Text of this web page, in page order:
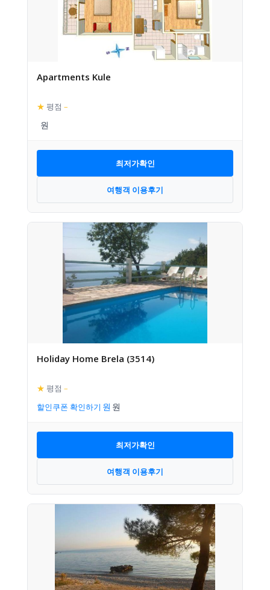
Apartments Kule
★ 평점 –
최저가확인
여행객 이용후기
Holiday Home Brela (3514)
★ 평점 –
할인쿠폰 확인하기
최저가확인
여행객 이용후기